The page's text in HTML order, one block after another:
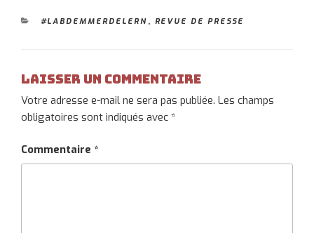
CATÉGORIES
#LABDEMMERDELERN , REVUE DE PRESSE
Laisser un commentaire
Votre adresse e-mail ne sera pas publiée. Les champs
obligatoires sont indiqués avec *
Commentaire *